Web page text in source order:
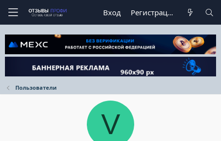
Вход Регистрация
Пользователи
V